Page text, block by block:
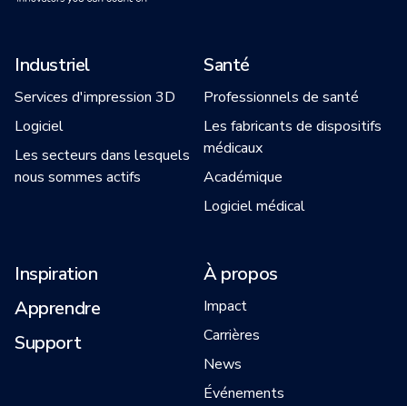
Industriel
Services d'impression 3D
Logiciel
Les secteurs dans lesquels
nous sommes actifs
Santé
Professionnels de santé
Les fabricants de dispositifs
médicaux
Académique
Logiciel médical
Inspiration
Apprendre
Support
À propos
Impact
Carrières
News
Événements